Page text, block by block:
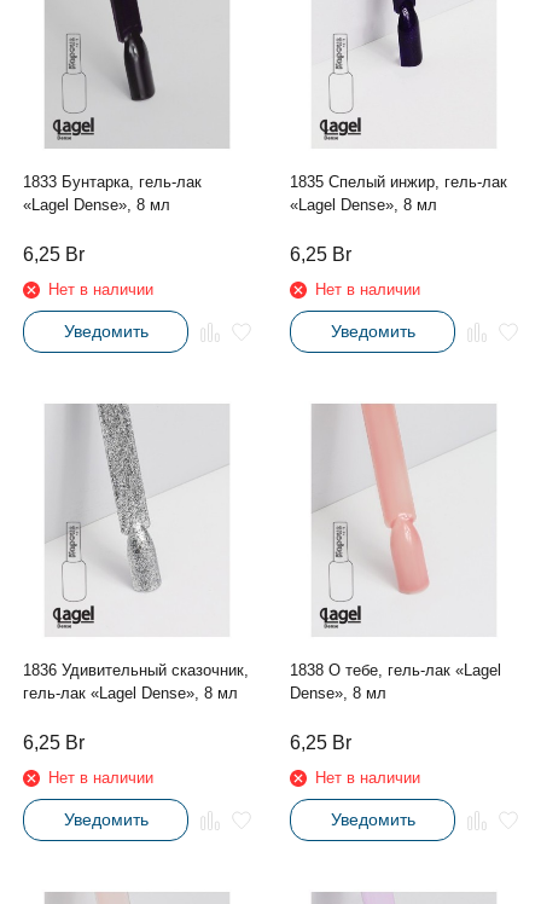
1833 Бунтарка, гель-лак
«Lagel Dense», 8 мл
6,25 Br
Нет в наличии
Уведомить
1835 Спелый инжир, гель-лак
«Lagel Dense», 8 мл
6,25 Br
Нет в наличии
Уведомить
1836 Удивительный сказочник,
гель-лак «Lagel Dense», 8 мл
6,25 Br
Нет в наличии
Уведомить
1838 О тебе, гель-лак «Lagel
Dense», 8 мл
6,25 Br
Нет в наличии
Уведомить